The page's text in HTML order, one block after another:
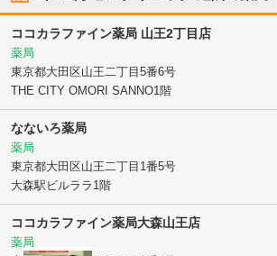
ココカラファイン薬局 山王2丁目店
薬局
東京都大田区山王二丁目5番6号
THE CITY OMORI SANNO1階
なないろ薬局
薬局
東京都大田区山王二丁目1番5号
大森駅ビルララ1階
ココカラファイン薬局大森山王店
薬局